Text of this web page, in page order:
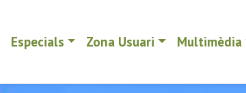
Especials Zona Usuari Multimèdia